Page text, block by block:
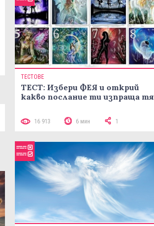
ТЕСТОВЕ
ТЕСТ: Избери ФЕЯ и открий
какво послание ти изпраща тя
16 913 6 мин 1